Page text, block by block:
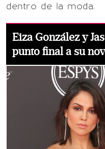
dentro de la moda.
Eiza González y
punto final a su